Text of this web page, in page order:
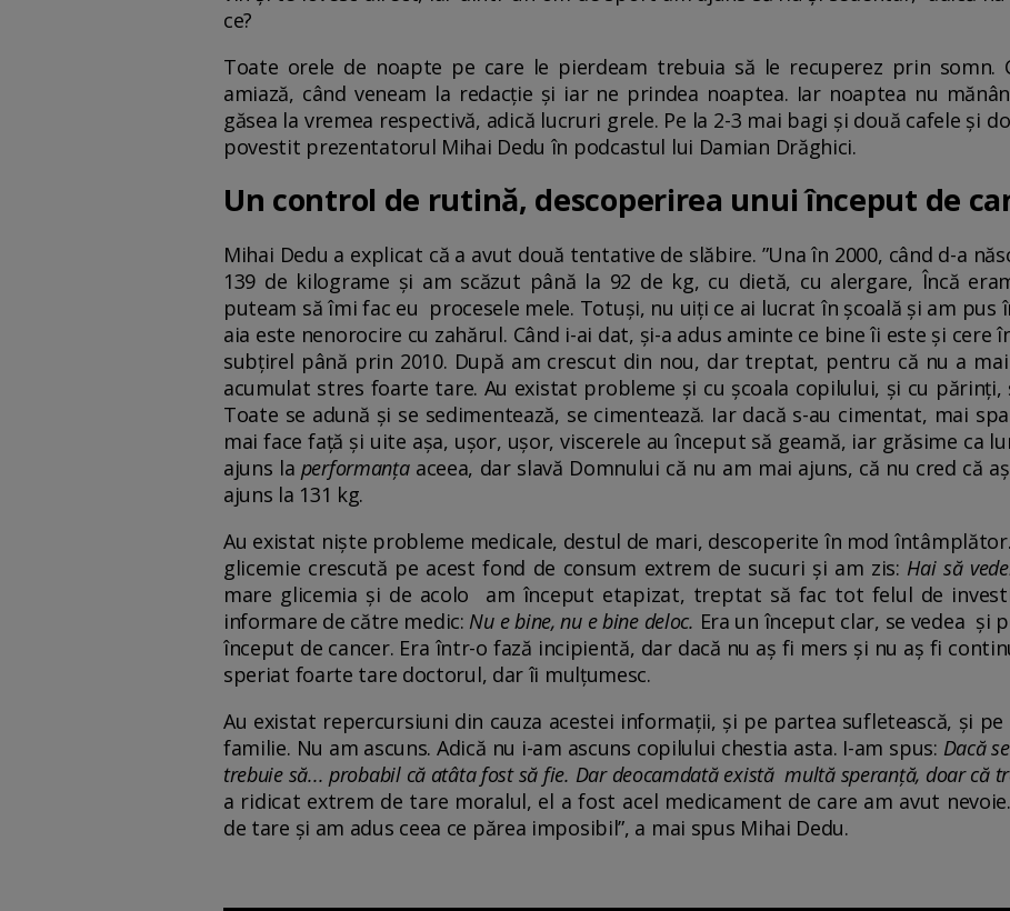
ce?
Toate orele de noapte pe care le pierdeam trebuia să le recuperez prin somn.
amiază, când veneam la redacție și iar ne prindea noaptea. Iar noaptea nu
găsea la vremea respectivă, adică lucruri grele. Pe la 2-3 mai bagi și două cafele și
povestit prezentatorul Mihai Dedu în podcastul lui Damian Drăghici.
Un control de rutină, descoperirea unui început de
Mihai Dedu a explicat că a avut două tentative de slăbire. ”Una în 2000, când d-a
139 de kilograme și am scăzut până la 92 de kg, cu dietă, cu alergare, Încă
puteam să îmi fac eu procesele mele. Totuși, nu uiți ce ai lucrat în școală și am pus
aia este nenorocire cu zahărul. Când i-ai dat, și-a adus aminte ce bine îi este și cere
subțirel până prin 2010. După am crescut din nou, dar treptat, pentru că nu a
acumulat stres foarte tare. Au existat probleme și cu școala copilului, și cu părinți,
Toate se adună și se sedimentează, se cimentează. Iar dacă s-au cimentat, mai
mai face față și uite așa, ușor, ușor, viscerele au început să geamă, iar grăsime ca
ajuns la performanțaaceea, dar slavă Domnului că nu am mai ajuns, că nu cred că
ajuns la 131 kg.
Au existat niște probleme medicale, destul de mari, descoperite în mod
glicemie crescută pe acest fond de consum extrem de sucuri și am zis: Hai să
mare glicemia și de acolo am început etapizat, treptat să fac tot felul de
informare de către medic: Nu e bine, nu e bine deloc. Era un început clar, se vedea și
început de cancer. Era într-o fază incipientă, dar dacă nu aș fi mers și nu aș fi
speriat foarte tare doctorul, dar îi mulțumesc.
Au existat repercursiuni din cauza acestei informații, și pe partea sufletească, și
familie. Nu am ascuns. Adică nu i-am ascuns copilului chestia asta. I-am spus: Dacă
trebuie să... probabil că atâta fost să fie. Dar deocamdată există multă speranță, doar că
a ridicat extrem de tare moralul, el a fost acel medicament de care am avut
de tare și am adus ceea ce părea imposibil”, a mai spus Mihai Dedu.